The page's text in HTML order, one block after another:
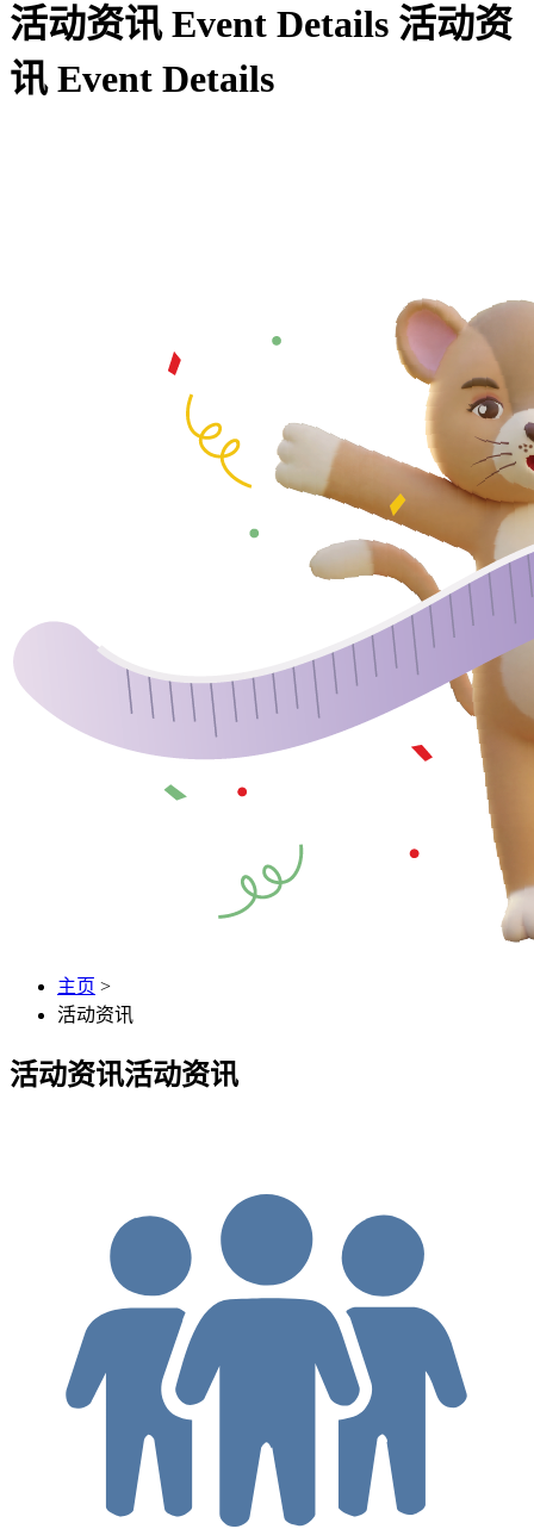
活动资讯 Event Details 活动资
讯 Event Details
主页 >
活动资讯
活动资讯活动资讯